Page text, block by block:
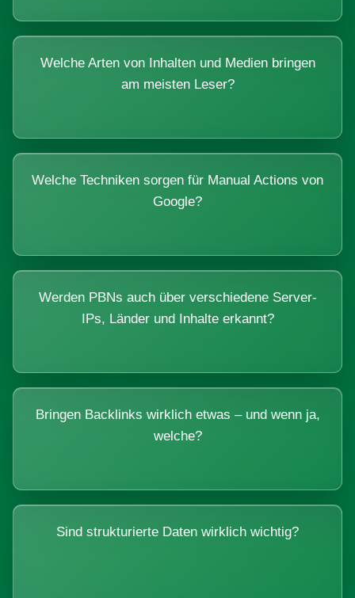
Welche Arten von Inhalten und Medien bringen
am meisten Leser?
Welche Techniken sorgen für Manual Actions von
Google?
Werden PBNs auch über verschiedene Server-
IPs, Länder und Inhalte erkannt?
Bringen Backlinks wirklich etwas – und wenn ja,
welche?
Sind strukturierte Daten wirklich wichtig?